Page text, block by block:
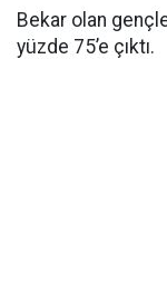
Bekar olan
yüzde 75’e çıktı.